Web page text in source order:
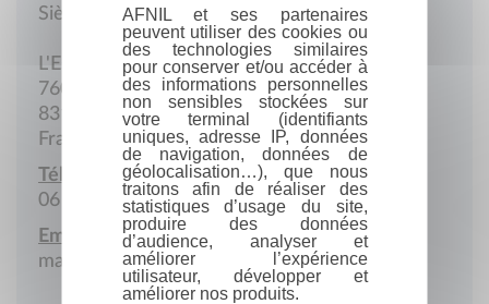
Siège social
L'Espinchaire
760 Rue Corniche des Solvious
83140 Six-Fours-les-Plages
France
Téléphone portable :
06 58 67 10 60
Email :
marieangeletti@gmail.com
AFNIL et ses partenaires
peuvent utiliser des cookies ou
des technologies similaires
pour conserver et/ou accéder à
des informations personnelles
non sensibles stockées sur
votre terminal (identifiants
uniques, adresse IP, données
de navigation, données de
géolocalisation…), que nous
traitons afin de réaliser des
statistiques d’usage du site,
produire des données
d’audience, analyser et
améliorer l’expérience
utilisateur, développer et
améliorer nos produits.